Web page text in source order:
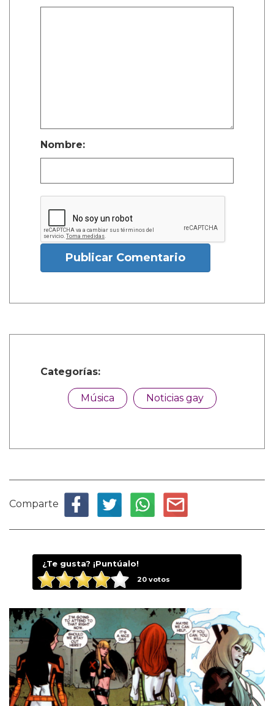
Nombre:
Publicar Comentario
Categorías:
Música Noticias gay
Comparte
¿Te gusta? ¡Puntúalo!
20votos